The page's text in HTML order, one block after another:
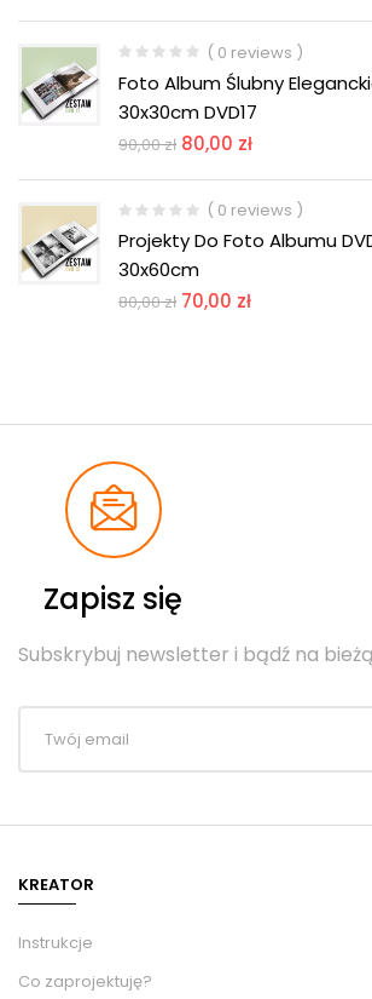
( 0 reviews )
Foto Album Ślubny
30x30cm DVD17
90,00zł 80,00 zł
( 0 reviews )
Projekty Do Foto Albumu
30x60cm
80,00zł 70,00 zł
Zapisz się
Subskrybuj newsletter i bądź na
KREATOR
Instrukcje
Co zaprojektuję?